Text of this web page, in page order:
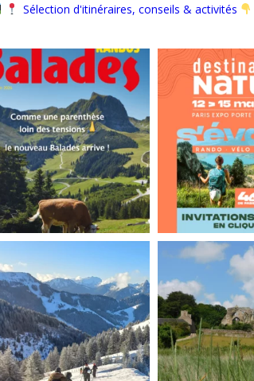
Sélection d'itinéraires, conseils & activités